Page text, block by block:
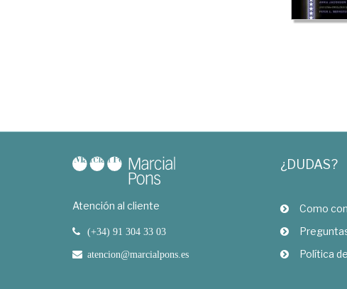
Atención al cliente
(+34) 91 304 33 03
atencion@marcialpons.es
¿DUDAS?
Como
Política